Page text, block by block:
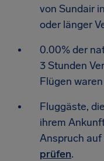
von Sundair
oder länger
0.00% der
3 Stunden
Flügen
Fluggäste,
ihrem
Anspruch
prüfen.